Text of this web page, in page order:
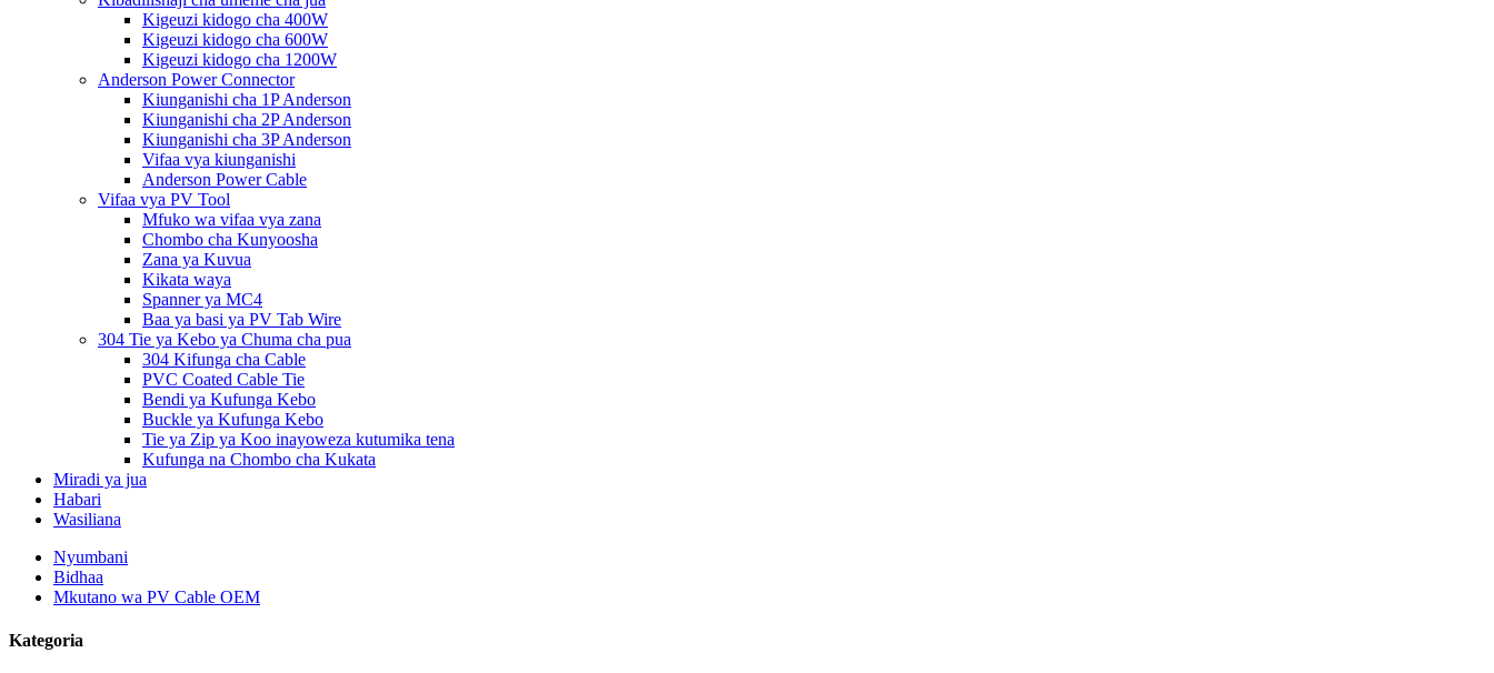
Kigeuzi kidogo cha 400W
Kigeuzi kidogo cha 600W
Kigeuzi kidogo cha 1200W
Anderson Power Connector
Kiunganishi cha 1P Anderson
Kiunganishi cha 2P Anderson
Kiunganishi cha 3P Anderson
Vifaa vya kiunganishi
Anderson Power Cable
Vifaa vya PV Tool
Mfuko wa vifaa vya zana
Chombo cha Kunyoosha
Zana ya Kuvua
Kikata waya
Spanner ya MC4
Baa ya basi ya PV Tab Wire
304 Tie ya Kebo ya Chuma cha pua
304 Kifunga cha Cable
PVC Coated Cable Tie
Bendi ya Kufunga Kebo
Buckle ya Kufunga Kebo
Tie ya Zip ya Koo inayoweza kutumika tena
Kufunga na Chombo cha Kukata
Miradi ya jua
Habari
Wasiliana
Nyumbani
Bidhaa
Mkutano wa PV Cable OEM
Kategoria